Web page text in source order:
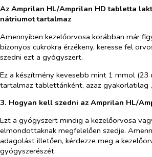
Az Amprilan HL/Amprilan HD tabletta
nátriumot tartalmaz
Amennyiben kezelőorvosa korábban már
bizonyos cukrokra érzékeny, keresse fel
szedni ezt a gyógyszert.
Ez a készítmény kevesebb mint 1 mmol
tartalmaz tablettánként, azaz gyakorlatilag
3. Hogyan kell szedni az Amprilan HL/
Ezt a gyógyszert mindig a kezelőorvosa
elmondottaknak megfelelően szedje.
adagolást illetően, kérdezze meg a
gyógyszerészét.